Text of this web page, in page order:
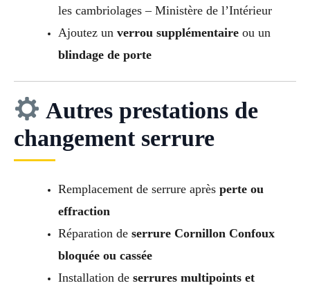
les cambriolages – Ministère de l’Intérieur
Ajoutez un verrou supplémentaireou un
blindage de porte
Autres prestations de
changement serrure
Remplacement de serrure après perte ou
effraction
Réparation de serrure Cornillon Confoux
bloquée ou cassée
Installation de serrures multipoints et